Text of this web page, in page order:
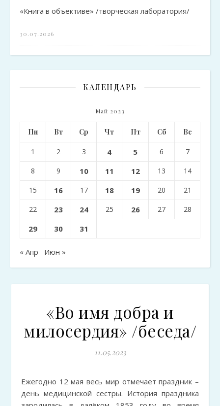
«Книга в объективе» /творческая лаборатория/
30.07.2026
КАЛЕНДАРЬ
Май 2023
Пн Вт Ср Чт Пт Сб Вс
1 2 3 4 5 6 7
8 9 10 11 12 13 14
15 16 17 18 19 20 21
22 23 24 25 26 27 28
29 30 31
« Апр Июн »
«Во имя добра и
милосердия» /беседа/
11.05.2023
Ежегодно 12 мая весь мир отмечает праздник –
день медицинской сестры. История праздника